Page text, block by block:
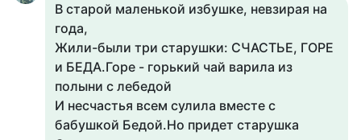
В старой маленькой избушке, невзирая на
года,
Жили-были три старушки: СЧАСТЬЕ, ГОРЕ
и БЕДА.Горе - горький чай варила из
полыни с лебедой
И несчастья всем сулила вместе с
бабушкой Бедой.Но придет старушка